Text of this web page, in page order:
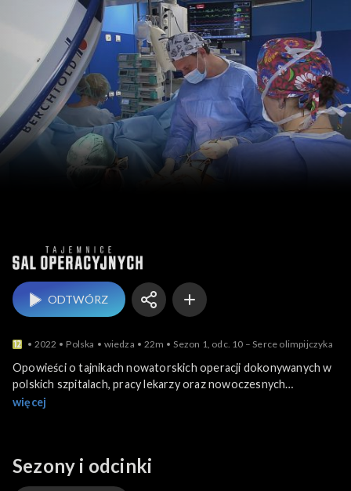
Tajemnice sal
ODTWÓRZ
2022 Polska wiedza 22m Sezon 1, odc. 10 – Serce olimpijczyka
Opowieści o tajnikach nowatorskich operacji dokonywanych w
polskich szpitalach, pracy lekarzy oraz nowoczesnych
technologiach medycznych.
więcej
Sezony i odcinki